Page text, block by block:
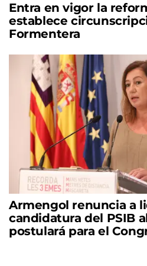
Entra en vigor la
establece
Formentera
Armengol renuncia a
candidatura del PSIB
postulará para el